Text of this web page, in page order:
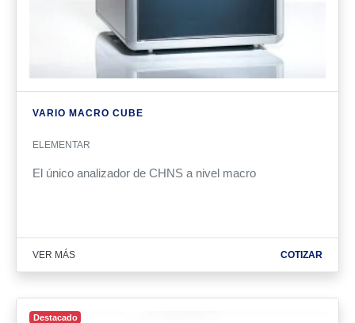
VARIO MACRO CUBE
ELEMENTAR
El único analizador de CHNS a nivel macro
VER MÁS COTIZAR
Destacado